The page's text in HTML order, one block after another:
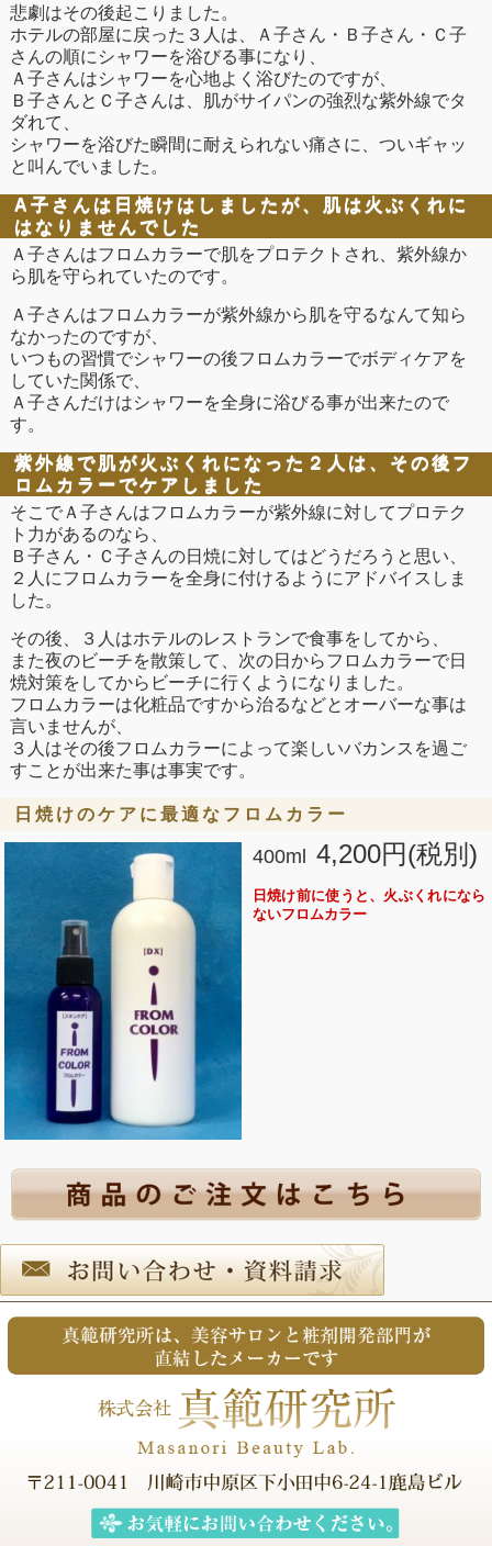
悲劇はその後起こりました。
ホテルの部屋に戻った３人は、Ａ子さん・Ｂ子さん・Ｃ子
さんの順にシャワーを浴びる事になり、
Ａ子さんはシャワーを心地よく浴びたのですが、
Ｂ子さんとＣ子さんは、肌がサイパンの強烈な紫外線でタ
ダれて、
シャワーを浴びた瞬間に耐えられない痛さに、ついギャッ
と叫んでいました。
A子さんは日焼けはしましたが、肌は火ぶくれに
はなりませんでした
Ａ子さんはフロムカラーで肌をプロテクトされ、紫外線か
ら肌を守られていたのです。
Ａ子さんはフロムカラーが紫外線から肌を守るなんて知ら
なかったのですが、
いつもの習慣でシャワーの後フロムカラーでボディケアを
していた関係で、
Ａ子さんだけはシャワーを全身に浴びる事が出来たので
す。
紫外線で肌が火ぶくれになった２人は、その後フ
ロムカラーでケアしました
そこでＡ子さんはフロムカラーが紫外線に対してプロテク
ト力があるのなら、
Ｂ子さん・Ｃ子さんの日焼に対してはどうだろうと思い、
２人にフロムカラーを全身に付けるようにアドバイスしま
した。
その後、３人はホテルのレストランで食事をしてから、
また夜のビーチを散策して、次の日からフロムカラーで日
焼対策をしてからビーチに行くようになりました。
フロムカラーは化粧品ですから治るなどとオーバーな事は
言いませんが、
３人はその後フロムカラーによって楽しいバカンスを過ご
すことが出来た事は事実です。
日焼けのケアに最適なフロムカラー
400ml 4,200円(税別)
日焼け前に使うと、火ぶくれになら
ないフロムカラー